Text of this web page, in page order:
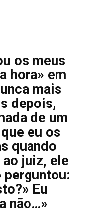
os meus
hora» em
mais
depois,
de um
eu os
quando
juiz, ele
Eu
não…»